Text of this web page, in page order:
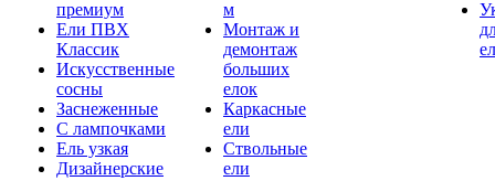
премиум
Ели ПВХ
Классик
Искусственные
сосны
Заснеженные
С лампочками
Ель узкая
Дизайнерские
м
Монтаж и
демонтаж
больших
елок
Каркасные
ели
Ствольные
ели